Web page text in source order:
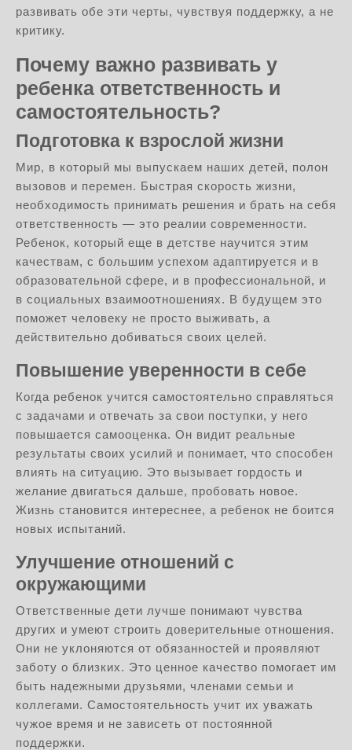
развивать обе эти черты, чувствуя поддержку, а не
критику.
Почему важно развивать у
ребенка ответственность и
самостоятельность?
Подготовка к взрослой жизни
Мир, в который мы выпускаем наших детей, полон
вызовов и перемен. Быстрая скорость жизни,
необходимость принимать решения и брать на себя
ответственность — это реалии современности.
Ребенок, который еще в детстве научится этим
качествам, с большим успехом адаптируется и в
образовательной сфере, и в профессиональной, и
в социальных взаимоотношениях. В будущем это
поможет человеку не просто выживать, а
действительно добиваться своих целей.
Повышение уверенности в себе
Когда ребенок учится самостоятельно справляться
с задачами и отвечать за свои поступки, у него
повышается самооценка. Он видит реальные
результаты своих усилий и понимает, что способен
влиять на ситуацию. Это вызывает гордость и
желание двигаться дальше, пробовать новое.
Жизнь становится интереснее, а ребенок не боится
новых испытаний.
Улучшение отношений с
окружающими
Ответственные дети лучше понимают чувства
других и умеют строить доверительные отношения.
Они не уклоняются от обязанностей и проявляют
заботу о близких. Это ценное качество помогает им
быть надежными друзьями, членами семьи и
коллегами. Самостоятельность учит их уважать
чужое время и не зависеть от постоянной
поддержки.